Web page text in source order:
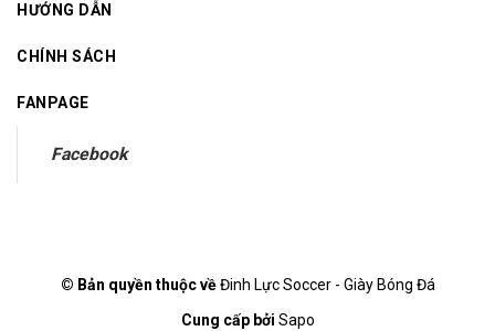
HƯỚNG DẪN
CHÍNH SÁCH
FANPAGE
Facebook
© Bản quyền thuộc vềĐinh Lực Soccer - Giày Bóng Đá
Cung cấp bởi Sapo